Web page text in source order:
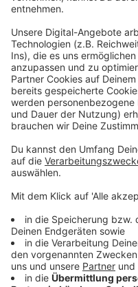
U17 Fußball